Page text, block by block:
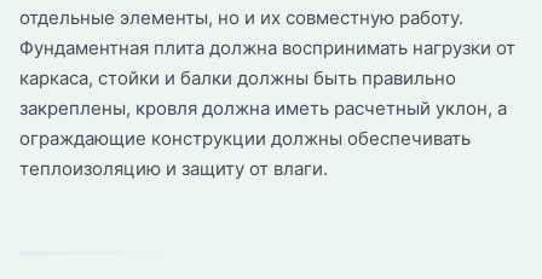
отдельные элементы, но и их совместную работу.
Фундаментная плита должна воспринимать нагрузки от
каркаса, стойки и балки должны быть правильно
закреплены, кровля должна иметь расчетный уклон, а
ограждающие конструкции должны обеспечивать
теплоизоляцию и защиту от влаги.